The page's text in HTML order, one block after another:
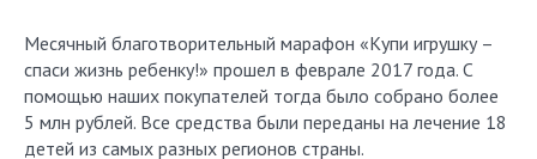
Месячный благотворительный марафон «Купи игрушку –
спаси жизнь ребенку!» прошел в феврале 2017 года. С
помощью наших покупателей тогда было собрано более
5 млн рублей. Все средства были переданы на лечение 18
детей из самых разных регионов страны.